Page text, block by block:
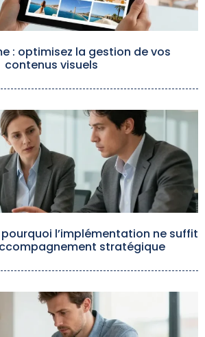
: optimisez la gestion de vos
contenus visuels
pourquoi l’implémentation ne suffit
stratégique